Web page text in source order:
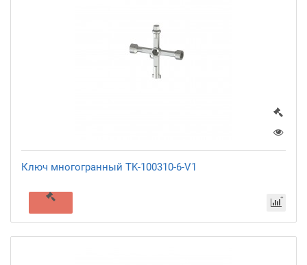
Ключ многогранный TK-100310-6-V1